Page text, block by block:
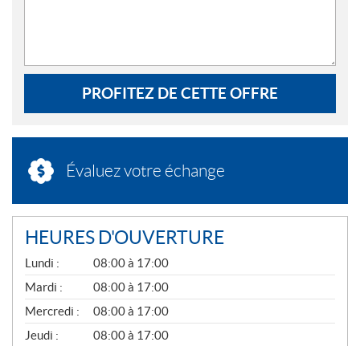
PROFITEZ DE CETTE OFFRE
Évaluez votre échange
HEURES D'OUVERTURE
G
É
N
É
R
A
L
Lundi :
08:00 à 17:00
Mardi :
08:00 à 17:00
Mercredi :
08:00 à 17:00
Jeudi :
08:00 à 17:00